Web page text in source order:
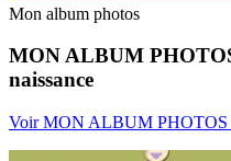
Mon album photos
MON ALBUM
naissance
Voir MON ALBUM PHOTOS